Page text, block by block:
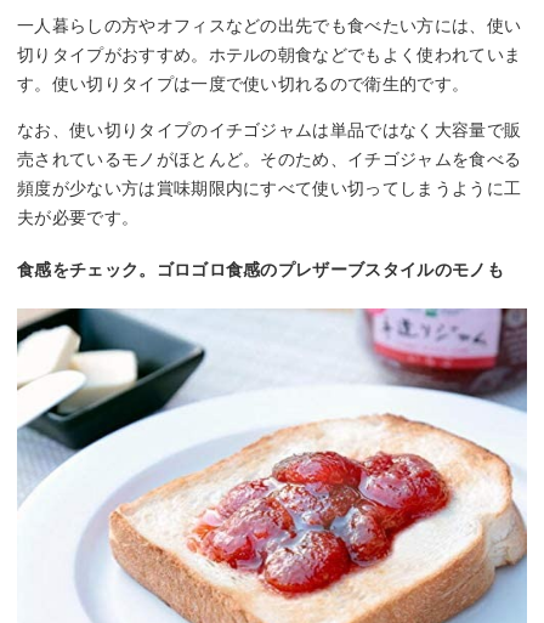
一人暮らしの方やオフィスなどの出先でも食べたい方には、使い
切りタイプがおすすめ。ホテルの朝食などでもよく使われていま
す。使い切りタイプは一度で使い切れるので衛生的です。
なお、使い切りタイプのイチゴジャムは単品ではなく大容量で販
売されているモノがほとんど。そのため、イチゴジャムを食べる
頻度が少ない方は賞味期限内にすべて使い切ってしまうように工
夫が必要です。
食感をチェック。ゴロゴロ食感のプレザーブスタイルのモノも